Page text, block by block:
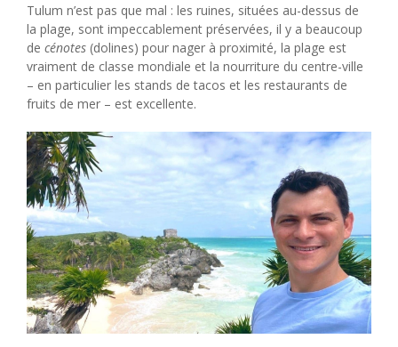
Tulum n’est pas que mal : les ruines, situées au-dessus de
la plage, sont impeccablement préservées, il y a beaucoup
de cénotes (dolines) pour nager à proximité, la plage est
vraiment de classe mondiale et la nourriture du centre-ville
– en particulier les stands de tacos et les restaurants de
fruits de mer – est excellente.